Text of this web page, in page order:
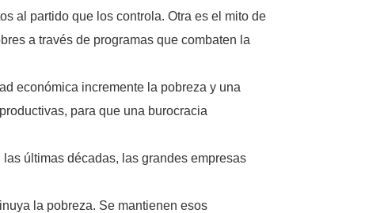
al partido que los controla. Otra es el mito de
a través de programas que combaten la
económica incremente la pobreza y una
para que una burocracia
últimas décadas, las grandes empresas
la pobreza. Se mantienen esos